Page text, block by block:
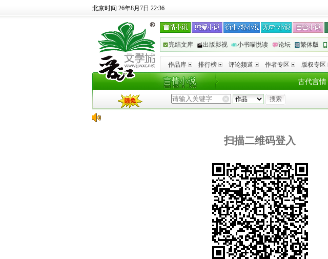
北京时间 26年8月7日 22:36
完结文库 出版影视 小书喵悦读 论坛 繁体版
作品库 排行榜 评论频道 作者专区 版权专区
古代言情
扫描二维码登入